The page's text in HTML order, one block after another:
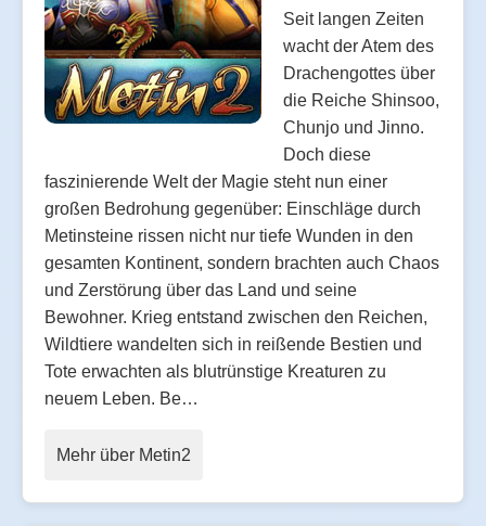
Seit langen Zeiten
wacht der Atem des
Drachengottes über
die Reiche Shinsoo,
Chunjo und Jinno.
Doch diese
faszinierende Welt der Magie steht nun einer
großen Bedrohung gegenüber: Einschläge durch
Metinsteine rissen nicht nur tiefe Wunden in den
gesamten Kontinent, sondern brachten auch Chaos
und Zerstörung über das Land und seine
Bewohner. Krieg entstand zwischen den Reichen,
Wildtiere wandelten sich in reißende Bestien und
Tote erwachten als blutrünstige Kreaturen zu
neuem Leben. Be…
Mehr über Metin2